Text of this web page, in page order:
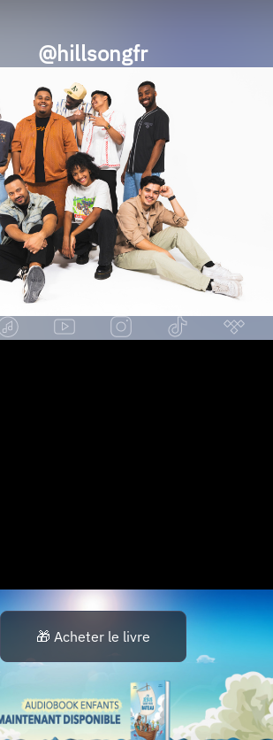
@hillsongfr
🎁 Acheter le livre